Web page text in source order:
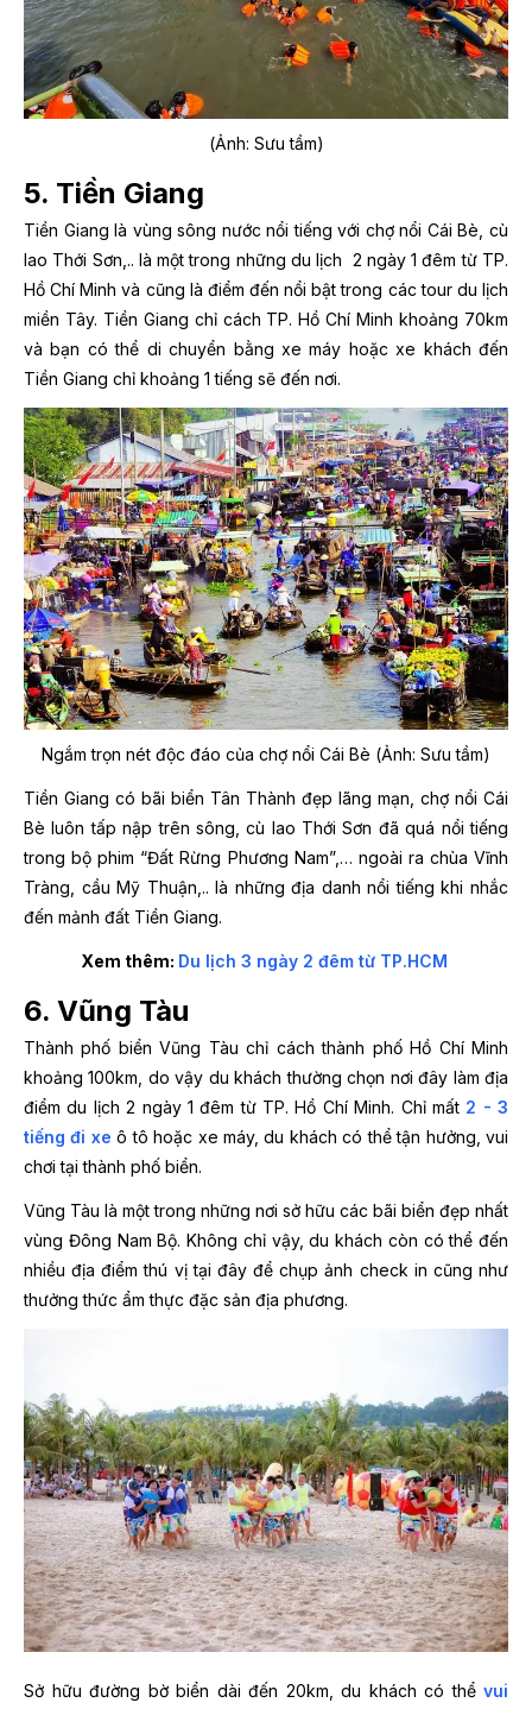
(Ảnh: Sưu tầm)
5. Tiền Giang
Tiền Giang là vùng sông nước nổi tiếng với chợ nổi Cái Bè, cù
lao Thới Sơn,.. là một trong những du lịch 2 ngày 1 đêm từ TP.
Hồ Chí Minh và cũng là điểm đến nổi bật trong các tour du lịch
miền Tây. Tiền Giang chỉ cách TP. Hồ Chí Minh khoảng 70km
và bạn có thể di chuyển bằng xe máy hoặc xe khách đến
Tiền Giang chỉ khoảng 1 tiếng sẽ đến nơi.
Ngắm trọn nét độc đáo của chợ nổi Cái Bè (Ảnh: Sưu tầm)
Tiền Giang có bãi biển Tân Thành đẹp lãng mạn, chợ nổi Cái
Bè luôn tấp nập trên sông, cù lao Thới Sơn đã quá nổi tiếng
trong bộ phim “Đất Rừng Phương Nam”,… ngoài ra chùa Vĩnh
Tràng, cầu Mỹ Thuận,.. là những địa danh nổi tiếng khi nhắc
đến mảnh đất Tiền Giang.
Xem thêm: Du lịch 3 ngày 2 đêm từ TP.HCM
6. Vũng Tàu
Thành phố biển Vũng Tàu chỉ cách thành phố Hồ Chí Minh
khoảng 100km, do vậy du khách thường chọn nơi đây làm địa
điểm du lịch 2 ngày 1 đêm từ TP. Hồ Chí Minh. Chỉ mất 2 - 3
tiếng đi xe ô tô hoặc xe máy, du khách có thể tận hưởng, vui
chơi tại thành phố biển.
Vũng Tàu là một trong những nơi sở hữu các bãi biển đẹp nhất
vùng Đông Nam Bộ. Không chỉ vậy, du khách còn có thể đến
nhiều địa điểm thú vị tại đây để chụp ảnh check in cũng như
thưởng thức ẩm thực đặc sản địa phương.
Sở hữu đường bờ biển dài đến 20km, du khách có thể vui